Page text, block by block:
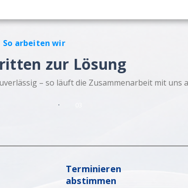
So arbeiten wir
zur Lösung
– so läuft die Zusammenarbeit mit uns
Terminieren
abstimmen